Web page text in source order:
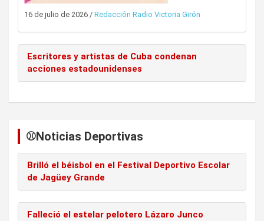
16 de julio de 2026 / Redacción Radio Victoria Girón
Escritores y artistas de Cuba condenan
acciones estadounidenses
⚾️Noticias Deportivas
Brilló el béisbol en el Festival Deportivo Escolar
de Jagüey Grande
Falleció el estelar pelotero Lázaro Junco